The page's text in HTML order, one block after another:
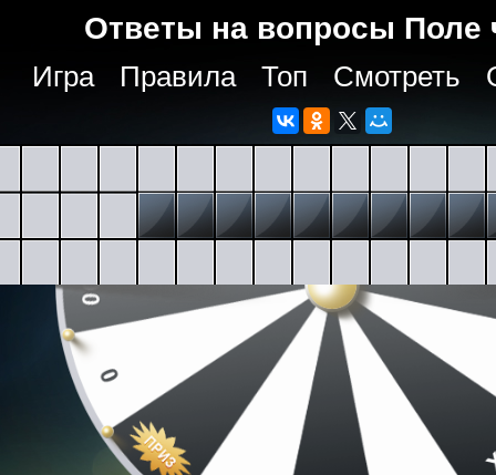
Ответы на вопросы Поле
Игра Правила Топ Смотреть